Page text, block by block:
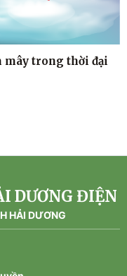
mây trong thời đại
DƯƠNG ĐIỆN
HẢI DƯƠNG